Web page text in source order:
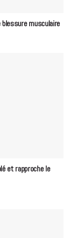
blessure musculaire
et rapproche le